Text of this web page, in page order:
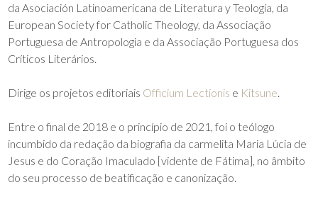
da Asociación Latinoamericana de Literatura y Teología, da
European Society for Catholic Theology, da Associação
Portuguesa de Antropologia e da Associação Portuguesa dos
Críticos Literários.
Dirige os projetos editoriais Officium Lectionis e Kitsune.
Entre o final de 2018 e o princípio de 2021, foi o teólogo
incumbido da redação da biografia da carmelita Maria Lúcia de
Jesus e do Coração Imaculado [vidente de Fátima], no âmbito
do seu processo de beatificação e canonização.